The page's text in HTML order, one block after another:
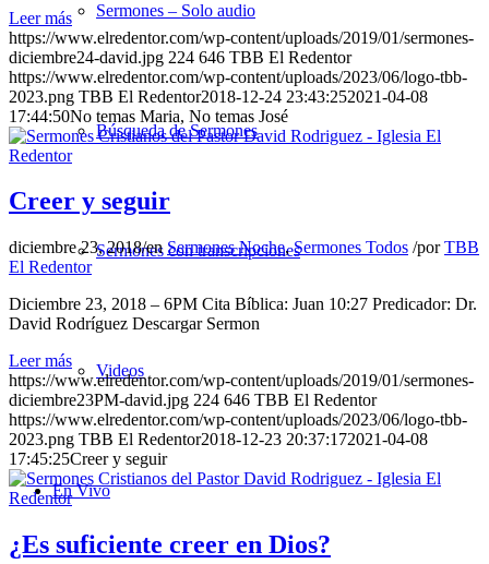
Sermones – Solo audio
Búsqueda de Sermones
Sermones con transcripciones
Videos
En Vivo
Leer más
https://www.elredentor.com/wp-content/uploads/2019/01/sermones-
diciembre24-david.jpg 224 646 TBB El Redentor
https://www.elredentor.com/wp-content/uploads/2023/06/logo-tbb-
2023.png TBB El Redentor2018-12-24 23:43:252021-04-08
17:44:50No temas Maria, No temas José
Creer y seguir
diciembre 23, 2018/en Sermones Noche,Sermones Todos /porTBB
El Redentor
Diciembre 23, 2018 – 6PM Cita Bíblica: Juan 10:27 Predicador: Dr.
David Rodríguez Descargar Sermon
Leer más
https://www.elredentor.com/wp-content/uploads/2019/01/sermones-
diciembre23PM-david.jpg 224 646 TBB El Redentor
https://www.elredentor.com/wp-content/uploads/2023/06/logo-tbb-
2023.png TBB El Redentor2018-12-23 20:37:172021-04-08
17:45:25Creer y seguir
¿Es suficiente creer en Dios?